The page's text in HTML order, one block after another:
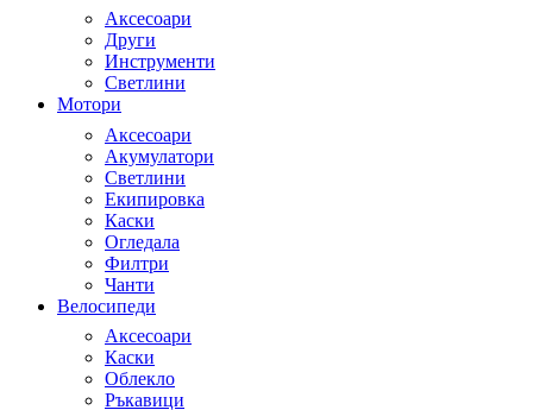
Аксесоари
Други
Инструменти
Светлини
Мотори
Аксесоари
Акумулатори
Светлини
Екипировка
Каски
Огледала
Филтри
Чанти
Велосипеди
Аксесоари
Каски
Облекло
Ръкавици